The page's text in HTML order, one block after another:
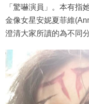
「驚嚇演員」。本有指
金像女星安妮夏菲維
澄清大家所讀的為不同